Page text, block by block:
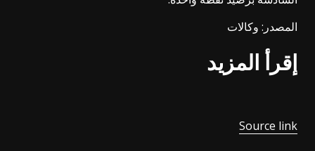
المصدر: وكالات
إقرأ المزيد
Source link